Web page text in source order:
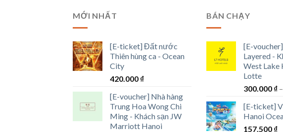
MỚI NHẤT
[E-ticket] Đất nước
Thiên hùng ca - Ocean
City
420.000 ₫
[E-voucher] Nhà hàng
Trung Hoa Wong Chi
Ming - Khách sạn JW
Marriott Hanoi
BÁN CHẠY
[E-
Layered -
West Lake
Lotte
300.000 ₫ –
[E-ticket]
Hanoi
157.500 ₫